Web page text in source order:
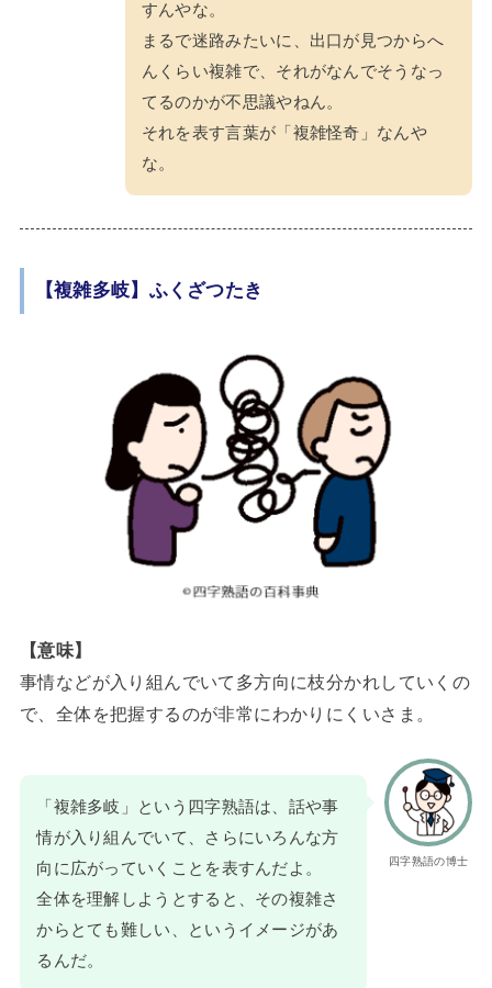
すんやな。
まるで迷路みたいに、出口が見つからへ
んくらい複雑で、それがなんでそうなっ
てるのかが不思議やねん。
それを表す言葉が「複雑怪奇」なんや
な。
【複雑多岐】ふくざつたき
【意味】
事情などが入り組んでいて多方向に枝分かれしていくの
で、全体を把握するのが非常にわかりにくいさま。
四字熟語の博士
「複雑多岐」という四字熟語は、話や事
情が入り組んでいて、さらにいろんな方
向に広がっていくことを表すんだよ。
全体を理解しようとすると、その複雑さ
からとても難しい、というイメージがあ
るんだ。